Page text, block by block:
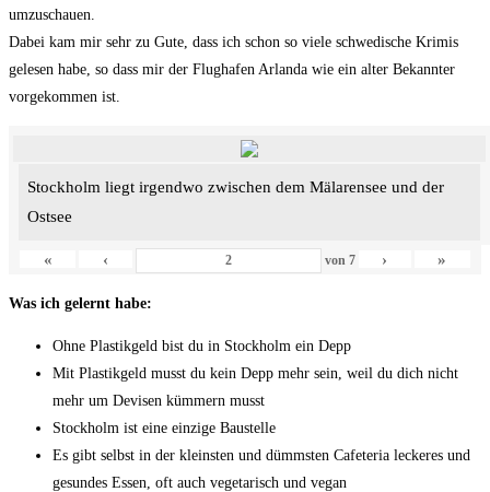
umzuschauen.
Dabei kam mir sehr zu Gute, dass ich schon so viele schwedische Krimis
gelesen habe, so dass mir der Flughafen Arlanda wie ein alter Bekannter
vorgekommen ist.
Stockholm liegt irgendwo zwischen dem Mälarensee und der
Ostsee
« ‹ von 7 › »
Was ich gelernt habe:
Ohne Plastikgeld bist du in Stockholm ein Depp
Mit Plastikgeld musst du kein Depp mehr sein, weil du dich nicht
mehr um Devisen kümmern musst
Stockholm ist eine einzige Baustelle
Es gibt selbst in der kleinsten und dümmsten Cafeteria leckeres und
gesundes Essen, oft auch vegetarisch und vegan